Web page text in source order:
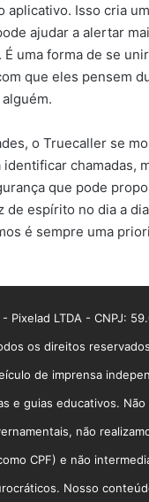
aplicativo. Isso cria
ajudar a alertar
uma forma de se
que eles pensem
o Truecaller se
chamadas,
que pode
de espírito no dia a
é sempre uma
LTDA - CNPJ:
os direitos
de imprensa
e guias educativos.
não
CPF) e não
Nosso